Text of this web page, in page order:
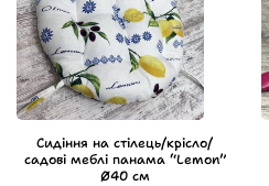
Сидіння на стілець/крісло/
садові меблі панама “Lemon”
Ø40 см